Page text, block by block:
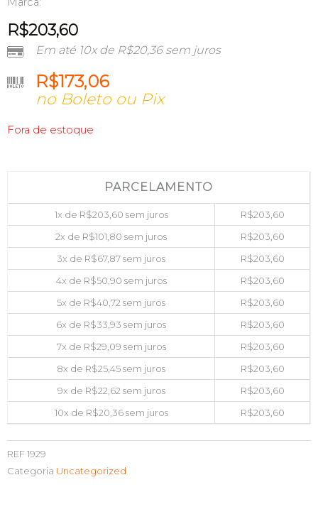
R$203,60
Em até 10x de R$20,36sem juros
R$173,06
no Boleto ou Pix
Fora de estoque
PARCELAMENTO
1x de R$203,60 sem juros R$203,60
2x de R$101,80 sem juros R$203,60
3x de R$67,87sem juros R$203,60
4x de R$50,90 sem juros R$203,60
5x de R$40,72 sem juros R$203,60
6x de R$33,93 sem juros R$203,60
7x de R$29,09 sem juros R$203,60
8x de R$25,45sem juros R$203,60
9x de R$22,62 sem juros R$203,60
10x de R$20,36sem juros R$203,60
REF1929
Categoria Uncategorized